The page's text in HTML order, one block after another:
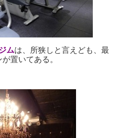
ムは、所狭しと言えども、最
置いてある。